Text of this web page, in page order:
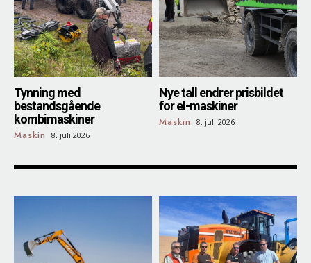
Tynning med
bestandsgående
kombimaskiner
Maskin 8. juli 2026
Nye tall endrer prisbildet
for el-maskiner
Maskin 8. juli 2026